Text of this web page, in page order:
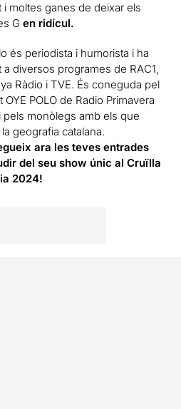
i moltes ganes de deixar els
Gen ridícul.
és periodista i humorista i ha
a diversos programes de RAC1,
Ràdio i TVE. És coneguda pel
OYE POLO de Radio Primavera
pels monòlegs amb els que
geografia catalana.
ara les teves entrades
del seu show únic al Cruïlla
2024!